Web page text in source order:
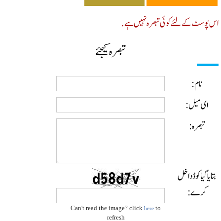
کے لئے کوئی تبصرہ نہیں ہے.
تبصرہ کیجئے
نام:
ای میل:
تبصرہ:
گیا کوڈ داخل
کرے:
Can't read the image? clickhere
refresh